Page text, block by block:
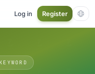
Log in Register